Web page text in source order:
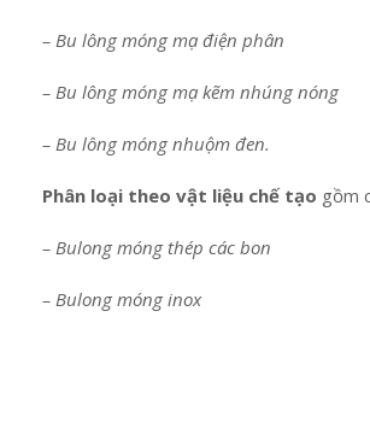
– Bu lông móng mạ điện phân
– Bu lông móng mạ kẽm nhúng nóng
– Bu lông móng nhuộm đen.
Phân loại theo vật liệu chế tạo gồm
– Bulong móng thép các bon
– Bulong móng inox